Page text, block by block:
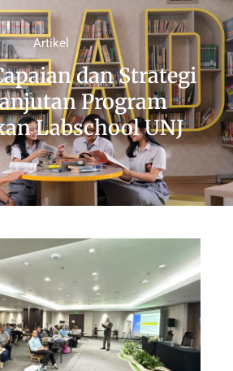
Artikel
dan Strategi
Program
Labschool UNJ